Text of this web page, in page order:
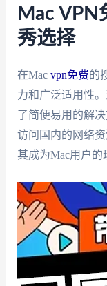
Mac VPN
秀选择
在Mac vpn免费的
力和广泛适用性
了简便易用的解
访问国内的网络
其成为Mac用户的